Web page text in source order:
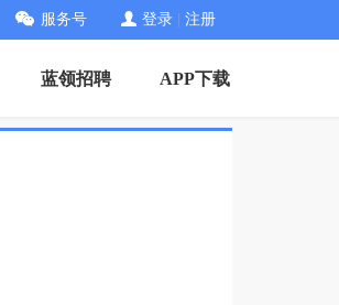
服务号 登录 注册
蓝领招聘 APP下载